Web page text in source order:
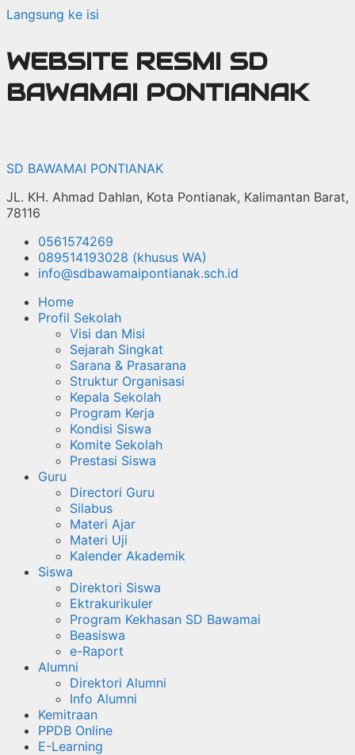
Langsung ke isi
WEBSITE RESMI SD
BAWAMAI PONTIANAK
SD BAWAMAI PONTIANAK
JL. KH. Ahmad Dahlan, Kota Pontianak, Kalimantan Barat,
78116
0561574269
089514193028 (khusus WA)
info@sdbawamaipontianak.sch.id
Home
Profil Sekolah
Visi dan Misi
Sejarah Singkat
Sarana & Prasarana
Struktur Organisasi
Kepala Sekolah
Program Kerja
Kondisi Siswa
Komite Sekolah
Prestasi Siswa
Guru
Directori Guru
Silabus
Materi Ajar
Materi Uji
Kalender Akademik
Siswa
Direktori Siswa
Ektrakurikuler
Program Kekhasan SD Bawamai
Beasiswa
e-Raport
Alumni
Direktori Alumni
Info Alumni
Kemitraan
PPDB Online
E-Learning